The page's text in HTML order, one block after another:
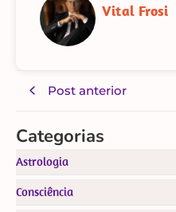
Vital Frosi
Post anterior
Categorias
Astrologia
Consciência